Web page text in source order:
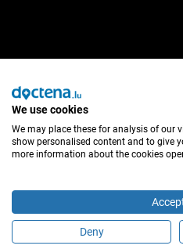
Sei questo
We use cookies
We may place these for analysis of our
show personalised content and to give
more information about the cookies
Accept
Deny